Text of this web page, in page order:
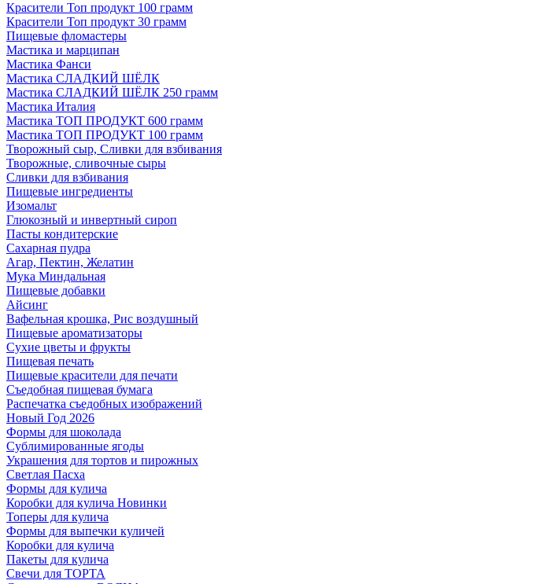
Красители Топ продукт 100 грамм
Красители Топ продукт 30 грамм
Пищевые фломастеры
Мастика и марципан
Мастика Фанси
Мастика СЛАДКИЙ ШЁЛК
Мастика СЛАДКИЙ ШЁЛК 250 грамм
Мастика Италия
Мастика ТОП ПРОДУКТ 600 грамм
Мастика ТОП ПРОДУКТ 100 грамм
Творожный сыр, Сливки для взбивания
Творожные, сливочные сыры
Сливки для взбивания
Пищевые ингредиенты
Изомальт
Глюкозный и инвертный сироп
Пасты кондитерские
Сахарная пудра
Агар, Пектин, Желатин
Мука Миндальная
Пищевые добавки
Айсинг
Вафельная крошка, Рис воздушный
Пищевые ароматизаторы
Сухие цветы и фрукты
Пищевая печать
Пищевые красители для печати
Съедобная пищевая бумага
Распечатка съедобных изображений
Новый Год 2026
Формы для шоколада
Сублимированные ягоды
Украшения для тортов и пирожных
Светлая Пасха
Формы для кулича
Коробки для кулича Новинки
Топеры для кулича
Формы для выпечки куличей
Коробки для кулича
Пакеты для кулича
Свечи для ТОРТА